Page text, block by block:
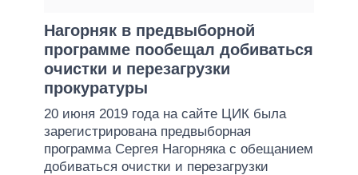
Нагорняк в предвыборной
программе пообещал добиваться
очистки и перезагрузки
прокуратуры
20 июня 2019 года на сайте ЦИК была
зарегистрирована предвыборная
программа Сергея Нагорняка с обещанием
добиваться очистки и перезагрузки